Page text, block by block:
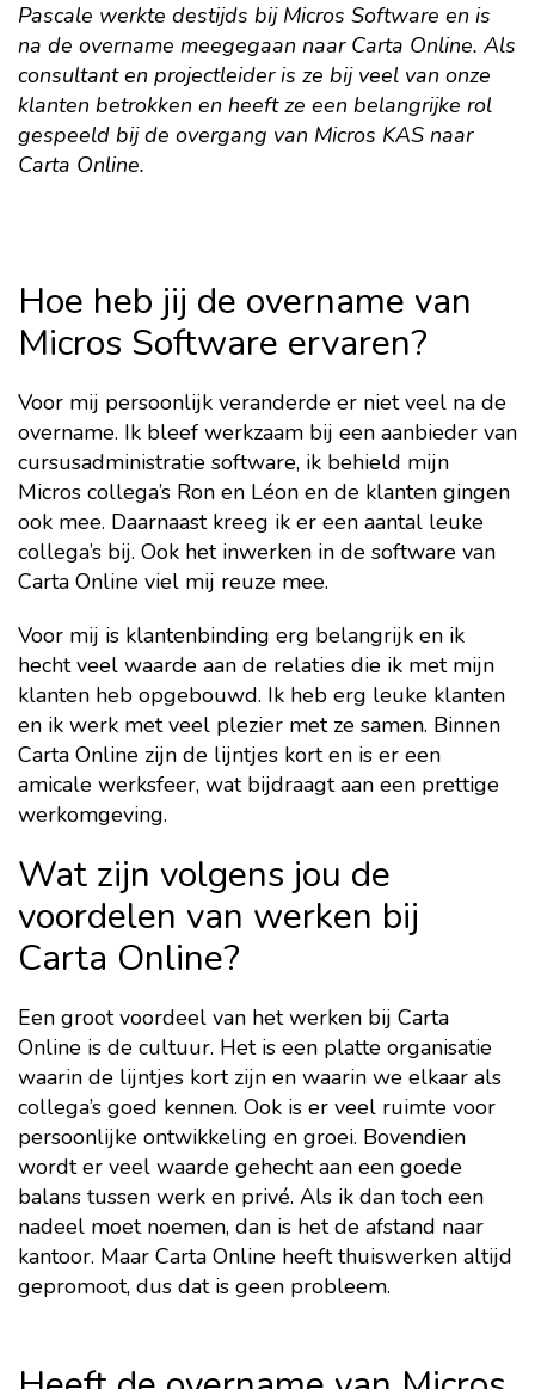
Pascale werkte destijds bij Micros Software en is
na de overname meegegaan naar Carta Online. Als
consultant en projectleider is ze bij veel van onze
klanten betrokken en heeft ze een belangrijke rol
gespeeld bij de overgang van Micros KAS naar
Carta Online.
Hoe heb jij de overname van
Micros Software ervaren?
Voor mij persoonlijk veranderde er niet veel na de
overname. Ik bleef werkzaam bij een aanbieder van
cursusadministratie software, ik behield mijn
Micros collega’s Ron en Léon en de klanten gingen
ook mee. Daarnaast kreeg ik er een aantal leuke
collega’s bij. Ook het inwerken in de software van
Carta Online viel mij reuze mee.
Voor mij is klantenbinding erg belangrijk en ik
hecht veel waarde aan de relaties die ik met mijn
klanten heb opgebouwd. Ik heb erg leuke klanten
en ik werk met veel plezier met ze samen. Binnen
Carta Online zijn de lijntjes kort en is er een
amicale werksfeer, wat bijdraagt aan een prettige
werkomgeving.
Wat zijn volgens jou de
voordelen van werken bij
Carta Online?
Een groot voordeel van het werken bij Carta
Online is de cultuur. Het is een platte organisatie
waarin de lijntjes kort zijn en waarin we elkaar als
collega’s goed kennen. Ook is er veel ruimte voor
persoonlijke ontwikkeling en groei. Bovendien
wordt er veel waarde gehecht aan een goede
balans tussen werk en privé. Als ik dan toch een
nadeel moet noemen, dan is het de afstand naar
kantoor. Maar Carta Online heeft thuiswerken altijd
gepromoot, dus dat is geen probleem.